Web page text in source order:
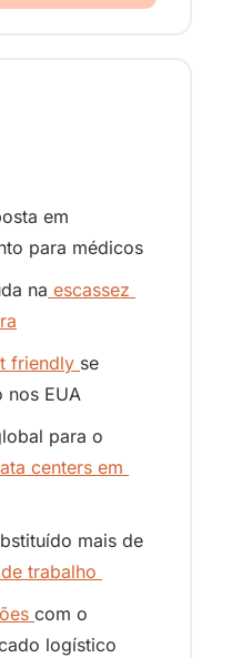
em
para médicos
na escassez
friendly se
nos EUA
para o
centers em
trabalho
com o
logístico